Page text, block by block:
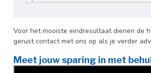
Voor het mooiste eindresultaat dienen de
gerust contact met ons op als je verder
Meet jouw sparing in met